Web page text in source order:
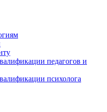
педагогов и
психолога